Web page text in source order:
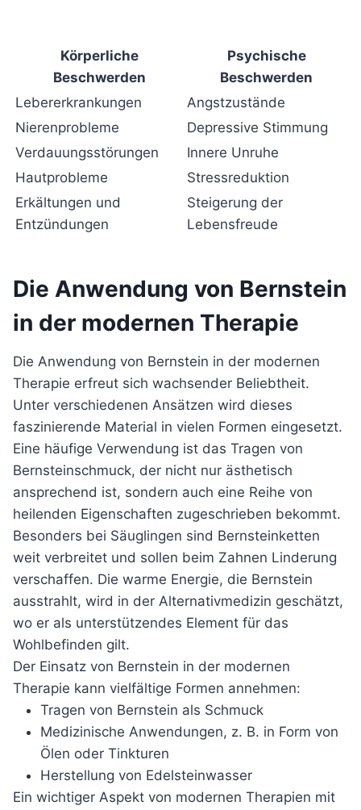
Körperliche
Beschwerden
Psychische
Beschwerden
Lebererkrankungen
Angstzustände
Nierenprobleme
Depressive Stimmung
Verdauungsstörungen
Innere Unruhe
Hautprobleme
Stressreduktion
Erkältungen und
Entzündungen
Steigerung der
Lebensfreude
Die Anwendung von Bernstein
in der modernen Therapie
Die Anwendung von Bernstein in der modernen
Therapie erfreut sich wachsender Beliebtheit.
Unter verschiedenen Ansätzen wird dieses
faszinierende Material in vielen Formen eingesetzt.
Eine häufige Verwendung ist das Tragen von
Bernsteinschmuck, der nicht nur ästhetisch
ansprechend ist, sondern auch eine Reihe von
heilenden Eigenschaften zugeschrieben bekommt.
Besonders bei Säuglingen sind Bernsteinketten
weit verbreitet und sollen beim Zahnen Linderung
verschaffen. Die warme Energie, die Bernstein
ausstrahlt, wird in der Alternativmedizin geschätzt,
wo er als unterstützendes Element für das
Wohlbefinden gilt.
Der Einsatz von Bernstein in der modernen
Therapie kann vielfältige Formen annehmen:
Tragen von Bernstein als Schmuck
Medizinische Anwendungen, z. B. in Form von
Ölen oder Tinkturen
Herstellung von Edelsteinwasser
Ein wichtiger Aspekt von modernen Therapien mit